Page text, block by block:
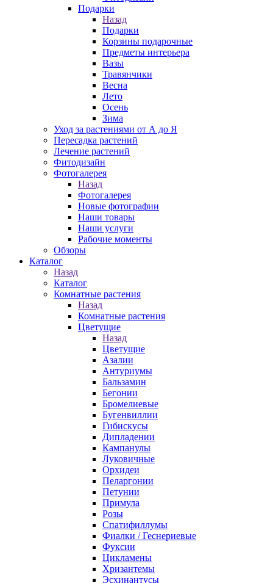
Подарки
Назад
Подарки
Корзины подарочные
Предметы интерьера
Вазы
Травянчики
Весна
Лето
Осень
Зима
Уход за растениями от А до Я
Пересадка растений
Лечение растений
Фитодизайн
Фотогалерея
Назад
Фотогалерея
Новые фотографии
Наши товары
Наши услуги
Рабочие моменты
Обзоры
Каталог
Назад
Каталог
Комнатные растения
Назад
Комнатные растения
Цветущие
Назад
Цветущие
Азалии
Антуриумы
Бальзамин
Бегонии
Бромелиевые
Бугенвиллии
Гибискусы
Дипладении
Кампанулы
Луковичные
Орхидеи
Пеларгонии
Петунии
Примула
Розы
Спатифиллумы
Фиалки / Геснериевые
Фуксии
Цикламены
Хризантемы
Эсхинантусы